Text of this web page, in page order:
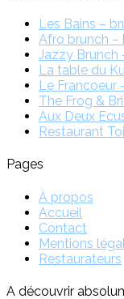
Les Bains –
Afro brunch –
Jazzy Brunch
La table du
Le Francoeur
The Frog &
Aux Deux
Restaurant
Pages
À propos
Accueil
Contact
Mentions
Restaurateurs
A découvrir